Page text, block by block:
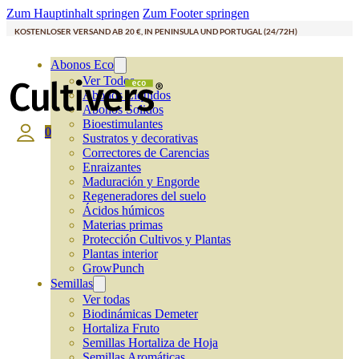
Zum Hauptinhalt springen Zum Footer springen
KOSTENLOSER VERSAND AB 20 €, IN PENINSULA UND PORTUGAL (24/72H)
Abonos Eco
Ver Todos
Abonos Líquidos
Abonos Solidos
Bioestimulantes
Sustratos y decorativas
Correctores de Carencias
Enraizantes
Maduración y Engorde
Regeneradores del suelo
Ácidos húmicos
Materias primas
Protección Cultivos y Plantas
Plantas interior
GrowPunch
Semillas
Ver todas
Biodinámicas Demeter
Hortaliza Fruto
Semillas Hortaliza de Hoja
0